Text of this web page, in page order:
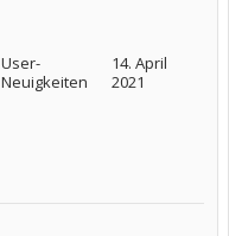
User-
Neuigkeiten
14. April
2021